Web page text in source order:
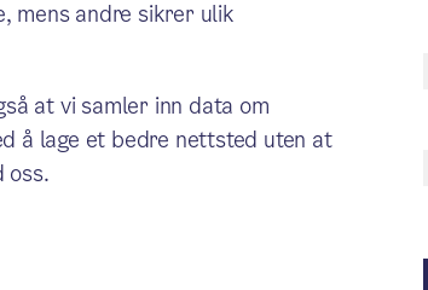
mens andre sikrer ulik
at vi samler inn data om
å lage et bedre nettsted uten at
oss.